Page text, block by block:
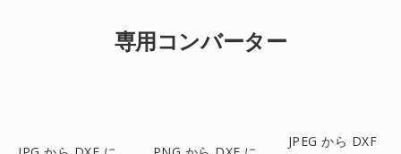
専用コンバーター
JPEG から DXF